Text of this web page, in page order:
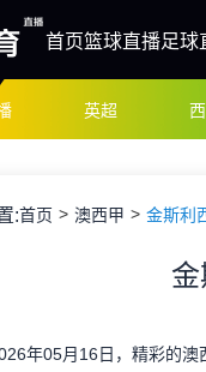
首页篮球直播足球
英超
:首页 澳西甲 金斯利
年05月16日，精彩的澳